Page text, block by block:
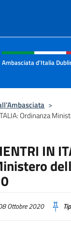
Ambasciata d'Italia
>
Ordinanza
IN
Ottobre 2020